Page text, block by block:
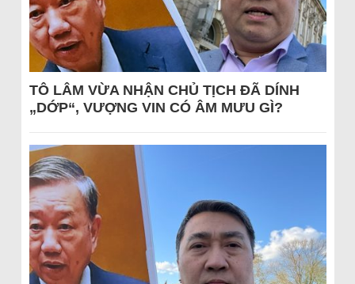
TÔ LÂM VỪA NHẬN CHỦ TỊCH ĐÃ DÍNH
„DỚP“, VƯỢNG VIN CÓ ÂM MƯU GÌ?